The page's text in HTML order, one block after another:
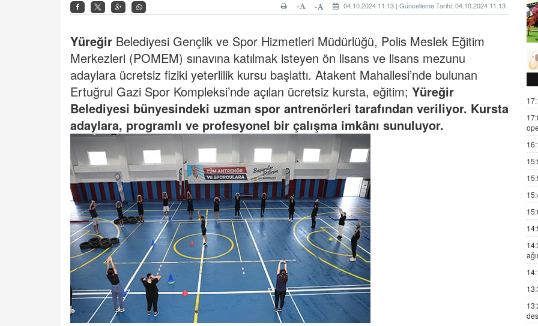
04.10.2024 11:13 | Güncelleme Tarihi: 04.10.2024 11:13
-
+
Yüreğir Belediyesi Gençlik ve Spor Hizmetleri Müdürlüğü, Polis Meslek Eğitim
Merkezleri (POMEM) sınavına katılmak isteyen ön lisans ve lisans mezunu
adaylara ücretsiz fiziki yeterlilik kursu başlattı. Atakent Mahallesi’nde bulunan
Ertuğrul Gazi Spor Kompleksi’nde açılan ücretsiz kursta, eğitim; Yüreğir
Belediyesi bünyesindeki uzman spor antrenörleri tarafından veriliyor. Kursta
adaylara, programlı ve profesyonel bir çalışma imkânı sunuluyor.